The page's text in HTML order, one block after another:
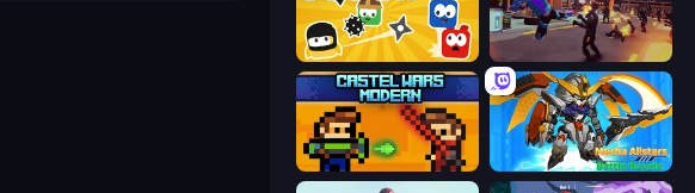
Squish Cyber Rage: Retribution
Castle Wars: Modern Mecha Allstars Battle Royale